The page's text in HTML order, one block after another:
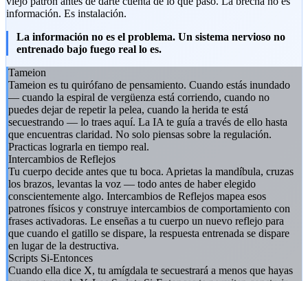
información. Es instalación.
La información no es el problema. Un sistema nervioso no
entrenado bajo fuego real lo es.
Tameion
Tameion es tu quirófano de pensamiento. Cuando estás inundado
— cuando la espiral de vergüenza está corriendo, cuando no
puedes dejar de repetir la pelea, cuando la herida te está
secuestrando — lo traes aquí. La IA te guía a través de ello hasta
que encuentras claridad. No solo piensas sobre la regulación.
Practicas lograrla en tiempo real.
Intercambios de Reflejos
Tu cuerpo decide antes que tu boca. Aprietas la mandíbula, cruzas
los brazos, levantas la voz — todo antes de haber elegido
conscientemente algo. Intercambios de Reflejos mapea esos
patrones físicos y construye intercambios de comportamiento con
frases activadoras. Le enseñas a tu cuerpo un nuevo reflejo para
que cuando el gatillo se dispare, la respuesta entrenada se dispare
en lugar de la destructiva.
Scripts Si-Entonces
Cuando ella dice X, tu amígdala te secuestrará a menos que hayas